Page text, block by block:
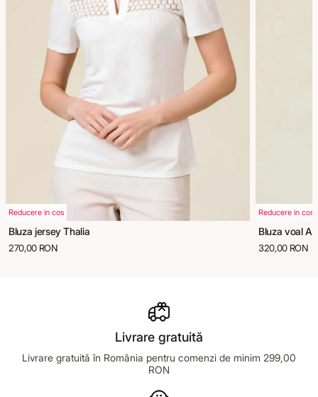
Reducere in cos
Bluza jersey Thalia
270,00 RON
Reducere in cos
Bluza voal
320,00 RON
Livrare gratuită
Livrare gratuită în România pentru comenzi de minim 299,00
RON